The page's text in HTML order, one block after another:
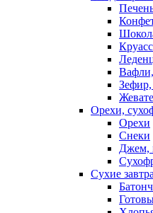
Орехи,
Орехи
Снеки
Джем,
Сухие